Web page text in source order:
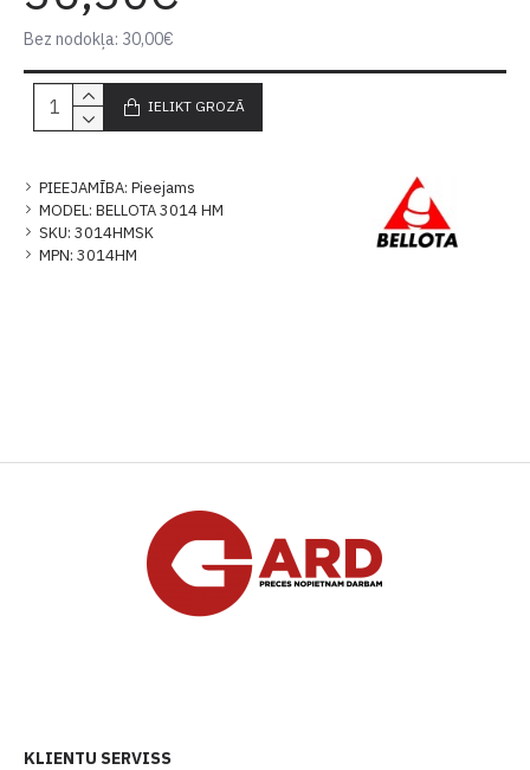
PIEEJAMĪBA: Pieejams
MODEL: BELLOTA 3014 HM
SKU: 3014HMSK
MPN: 3014HM
Bez nodokļa: 30,00€
IELIKT GROZĀ
KLIENTU SERVISS